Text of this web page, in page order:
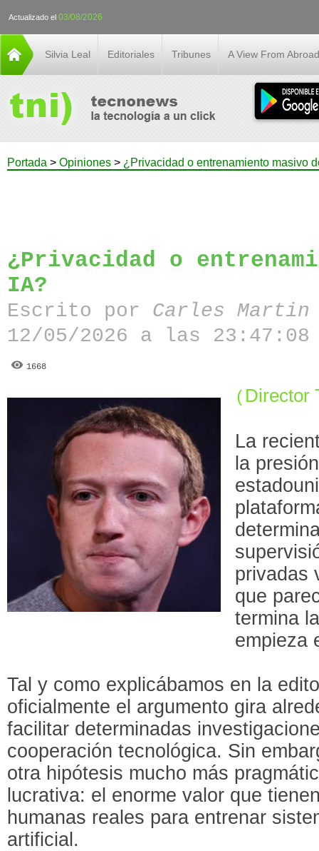
Actualizado el 03/08/2026
Silvia Leal Editoriales Tribunes A View From Abroad
Portada > Opiniones > ¿Privacidad o entrenamiento masivo
¿Privacidad o
IA?
Escrito por Carles Martin
12/05/2026 a las 23:47:08
1668
( Director
La
la
privadas
que
termina
empieza
Tal y como explicábamos en la
oficialmente el argumento gira
facilitar determinadas
cooperación tecnológica. Sin
otra hipótesis mucho más
lucrativa: el enorme valor que
humanas reales para entrenar
artificial.